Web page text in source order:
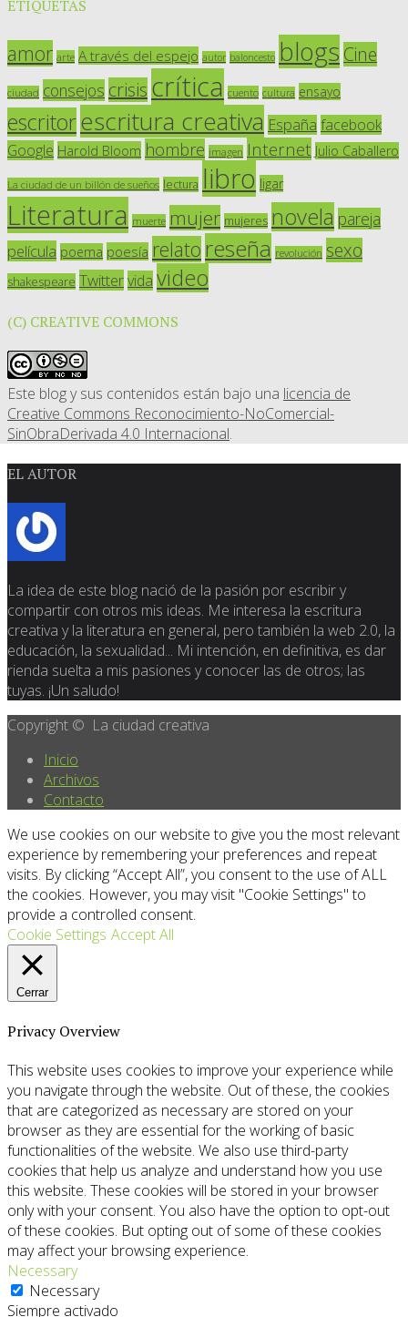
ETIQUETAS
amor arte A través del espejo autor baloncesto blogs Cine
ciudad consejos crisis crítica cuento cultura ensayo
escritorescritura creativa España facebook
Google Harold Bloom hombre imagen Internet Julio Caballero
La ciudad de un billón de sueños lectura libro ligar
Literatura muerte mujer mujeres novela pareja
película poema poesía relato reseña revolución sexo
shakespeare Twittervida video
(C) CREATIVE COMMONS
Este blog y sus contenidos están bajo una licencia de
Creative Commons Reconocimiento-NoComercial-
SinObraDerivada 4.0 Internacional.
EL AUTOR
La idea de este blog nació de la pasión por escribir y
compartir con otros mis ideas. Me interesa la escritura
creativa y la literatura en general, pero también la web 2.0, la
educación, la sexualidad... Mi intención, en definitiva, es dar
rienda suelta a mis pasiones y conocer las de otros; las
tuyas. ¡Un saludo!
Copyright © La ciudad creativa
Inicio
Archivos
Contacto
We use cookies on our website to give you the most relevant
experience by remembering your preferences and repeat
visits. By clicking “Accept All”, you consent to the use of ALL
the cookies. However, you may visit "Cookie Settings" to
provide a controlled consent.
Cookie Settings Accept All
Cerrar
Privacy Overview
This website uses cookies to improve your experience while
you navigate through the website. Out of these, the cookies
that are categorized as necessary are stored on your
browser as they are essential for the working of basic
functionalities of the website. We also use third-party
cookies that help us analyze and understand how you use
this website. These cookies will be stored in your browser
only with your consent. You also have the option to opt-out
of these cookies. But opting out of some of these cookies
may affect your browsing experience.
Necessary
Necessary
Siempre activado